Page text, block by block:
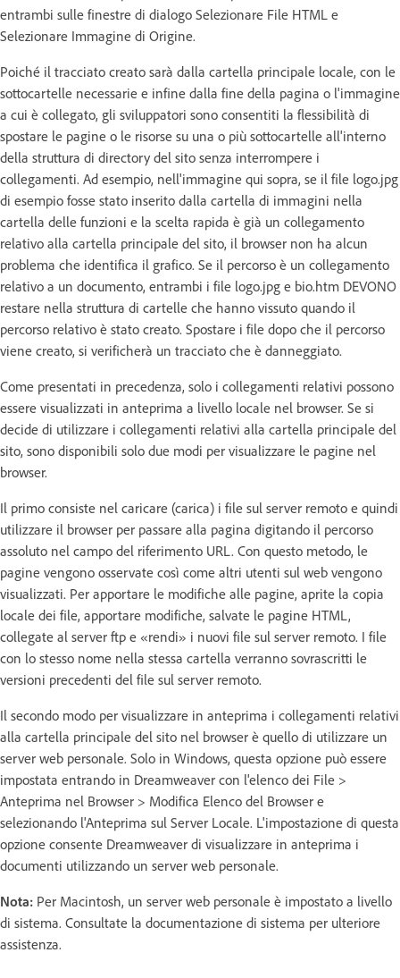
entrambi sulle finestre di dialogo Selezionare File HTML e
Selezionare Immagine di Origine.
Poiché il tracciato creato sarà dalla cartella principale locale, con le
sottocartelle necessarie e infine dalla fine della pagina o l'immagine
a cui è collegato, gli sviluppatori sono consentiti la flessibilità di
spostare le pagine o le risorse su una o più sottocartelle all'interno
della struttura di directory del sito senza interrompere i
collegamenti. Ad esempio, nell'immagine qui sopra, se il file logo.jpg
di esempio fosse stato inserito dalla cartella di immagini nella
cartella delle funzioni e la scelta rapida è già un collegamento
relativo alla cartella principale del sito, il browser non ha alcun
problema che identifica il grafico. Se il percorso è un collegamento
relativo a un documento, entrambi i file logo.jpg e bio.htm DEVONO
restare nella struttura di cartelle che hanno vissuto quando il
percorso relativo è stato creato. Spostare i file dopo che il percorso
viene creato, si verificherà un tracciato che è danneggiato.
Come presentati in precedenza, solo i collegamenti relativi possono
essere visualizzati in anteprima a livello locale nel browser. Se si
decide di utilizzare i collegamenti relativi alla cartella principale del
sito, sono disponibili solo due modi per visualizzare le pagine nel
browser.
Il primo consiste nel caricare (carica) i file sul server remoto e quindi
utilizzare il browser per passare alla pagina digitando il percorso
assoluto nel campo del riferimento URL. Con questo metodo, le
pagine vengono osservate così come altri utenti sul web vengono
visualizzati. Per apportare le modifiche alle pagine, aprite la copia
locale dei file, apportare modifiche, salvate le pagine HTML,
collegate al server ftp e «rendi» i nuovi file sul server remoto. I file
con lo stesso nome nella stessa cartella verranno sovrascritti le
versioni precedenti del file sul server remoto.
Il secondo modo per visualizzare in anteprima i collegamenti relativi
alla cartella principale del sito nel browser è quello di utilizzare un
server web personale. Solo in Windows, questa opzione può essere
impostata entrando in Dreamweaver con l'elenco dei File >
Anteprima nel Browser > Modifica Elenco del Browser e
selezionando l'Anteprima sul Server Locale. L'impostazione di questa
opzione consente Dreamweaver di visualizzare in anteprima i
documenti utilizzando un server web personale.
Nota: Per Macintosh, un server web personale è impostato a livello
di sistema. Consultate la documentazione di sistema per ulteriore
assistenza.